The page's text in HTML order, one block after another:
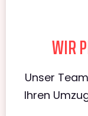
WIR
Unser
Ihren